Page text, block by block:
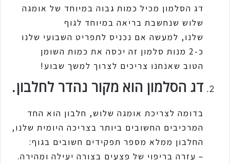
דג הסלמון מכיל כמות גבוה במיוחד של אומגה
שלוש שנחשבת בריאה במיוחד לגוף
שלנו, למעשה אם נכניס לתפריט השבועי שלנו
כ-2 מנות סלמון זה יכסה את כמות השומן
הטוב שאנחנו צריכים לצרוך למשך שבוע!
דג הסלמון הוא מקור נהדר לחלבון.
בדומה לצריכת אומגה שלוש, חלבון הוא החד
המרכיבים החשובים ביותר בצריכה היומית שלנו,
החלבון ממלא מספר תפקידים חשובים בגוף:
– עזרה בריפוי של פצעים בצורה יעילה ומהירה.